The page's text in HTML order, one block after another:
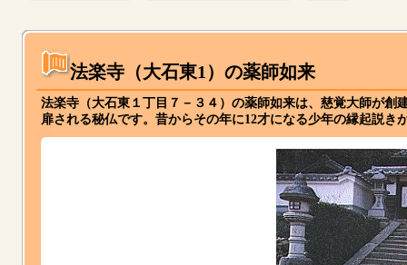
法楽寺（大石東1）の薬師如来
法楽寺（大石東１丁目７－３４）の薬師如来は、慈覚大師が
扉される秘仏です。昔からその年に12才になる少年の縁起説